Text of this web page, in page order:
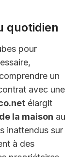
quotidien
pour
un
avec une
élargit
la maison au
inattendus sur
à des